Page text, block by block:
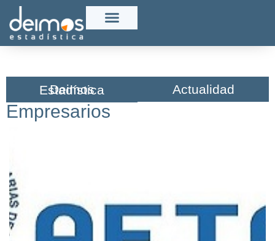
Deimos Estadística​ Actualidad
Empresarios